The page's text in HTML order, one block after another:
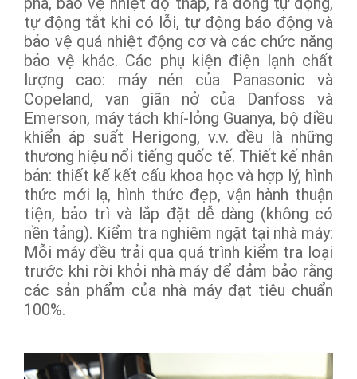
tự động tắt khi có lỗi, tự động báo động và
bảo vệ quá nhiệt động cơ và các chức năng
bảo vệ khác. Các phụ kiện điện lạnh chất
lượng cao: máy nén của Panasonic và
Copeland, van giãn nở của Danfoss và
Emerson, máy tách khí-lỏng Guanya, bộ điều
khiển áp suất Herigong, v.v. đều là những
thương hiệu nổi tiếng quốc tế. Thiết kế nhân
bản: thiết kế kết cấu khoa học và hợp lý, hình
thức mới lạ, hình thức đẹp, vận hành thuận
tiện, bảo trì và lắp đặt dễ dàng (không có
nền tảng). Kiểm tra nghiêm ngặt tại nhà máy:
Mỗi máy đều trải qua quá trình kiểm tra loại
trước khi rời khỏi nhà máy để đảm bảo rằng
các sản phẩm của nhà máy đạt tiêu chuẩn
100%.